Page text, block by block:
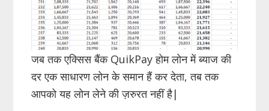
जब तक एक्सिस बैंक QuikPay होम लोन में ब्याज की
दर एक साधारण लोन के समान हैं कर देता, तब तक
आपको यह लोन लेने की ज़रुरत नहीं है|